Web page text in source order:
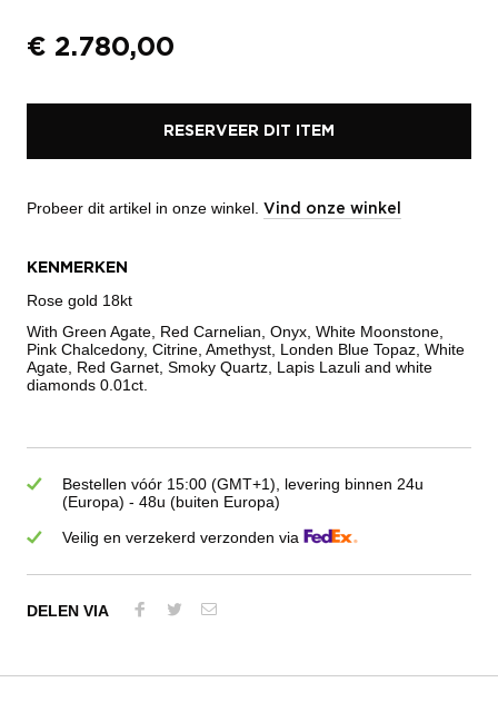
€ 2.780,00
RESERVEER DIT ITEM
Probeer dit artikel in onze winkel. Vind onze winkel
KENMERKEN
Rose gold 18kt
With Green Agate, Red Carnelian, Onyx, White Moonstone,
Pink Chalcedony, Citrine, Amethyst, Londen Blue Topaz, White
Agate, Red Garnet, Smoky Quartz, Lapis Lazuli and white
diamonds 0.01ct.
Bestellen vóór 15:00 (GMT+1), levering binnen 24u
(Europa) - 48u (buiten Europa)
Veilig en verzekerd verzonden via
DELEN VIA